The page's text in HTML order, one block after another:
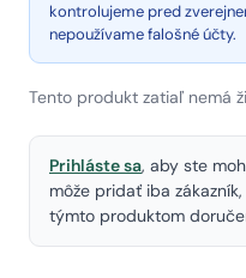
kontrolujeme pred
nepoužívame falošné účty.
Tento produkt zatiaľ nemá
Prihláste sa, aby ste
môže pridať iba
týmto produktom